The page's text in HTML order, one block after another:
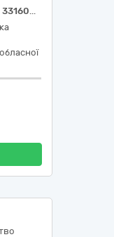
Відеогастроскоп (код за ДК 021:2015: 33160000-9 - Устаткування для операційних блоків; код НК 024:2023: 17663 - Гнучкий відеогастроскоп; код НК 031:2024: Z12020511 – ВІДЕОГАСТРОСКОПИ)